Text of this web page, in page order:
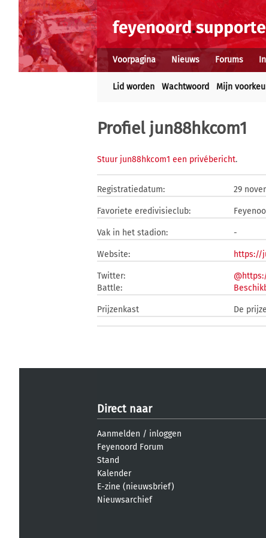
Voorpagina Nieuws Forums
Lid worden Wachtwoord Mijn
Profiel jun88hkcom1
Stuur jun88hkcom1 een privébericht.
Registratiedatum: 29
Favoriete eredivisieclub:
Vak in het stadion: -
Website: https://
Twitter:
Battle:
Prijzenkast De
Direct naar
Aanmelden / inloggen
Feyenoord Forum
Stand
Kalender
E-zine (nieuwsbrief)
Nieuwsarchief